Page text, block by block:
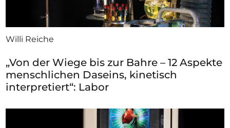
Willi Reiche
„Von der Wiege bis zur Bahre – 12 Aspekte
menschlichen Daseins, kinetisch
interpretiert“: Labor